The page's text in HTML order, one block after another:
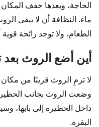
الحاجة، وبعدها جفف
ماء. النظافة أن لا يبقى
الطعام، ولا توجد رائحة
أين أضع الروث
لا ترمِ الروث قريبًا من مكان
وضعت الروث بجانب
داخل الحظيرة إلى بابها،
البقرة.